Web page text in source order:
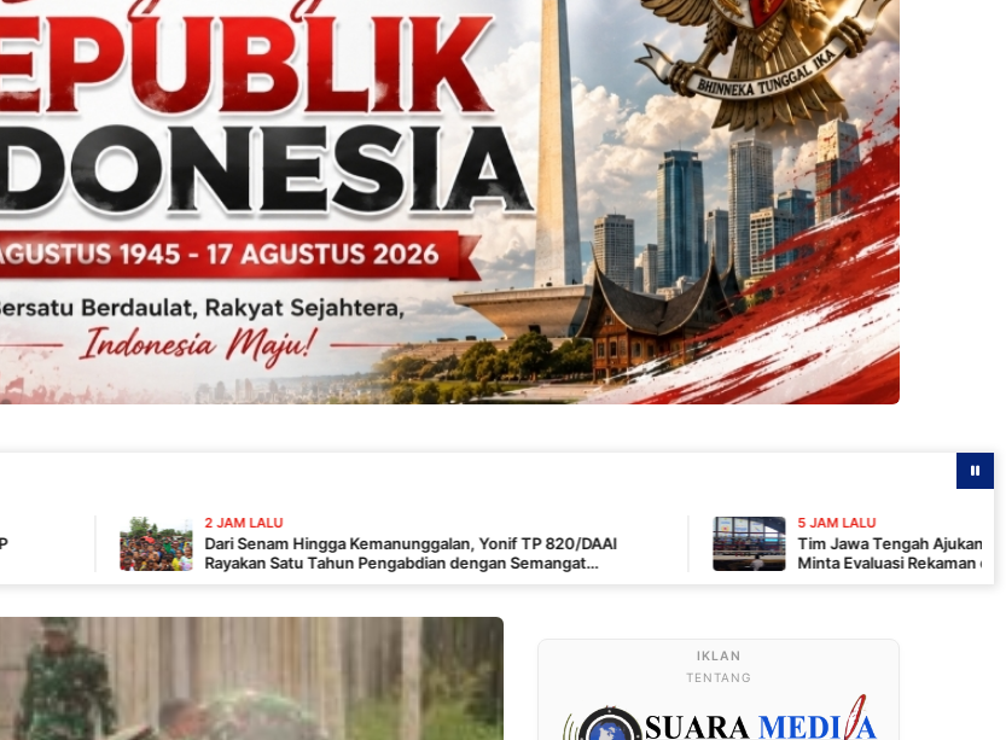
Dari Senam Hingga Kemanunggalan, Yonif TP 820/DAAI
Rayakan Satu Tahun Pengabdian dengan Semangat
5 JAM LALU
Tim Jawa Tengah Ajukan Keberatan Hasil Final
Minta Evaluasi Rekaman dan Scorecard Juri
TENTANG